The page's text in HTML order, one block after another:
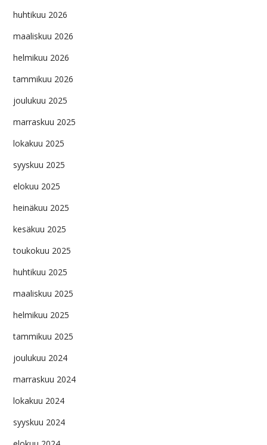
huhtikuu 2026
maaliskuu 2026
helmikuu 2026
tammikuu 2026
joulukuu 2025
marraskuu 2025
lokakuu 2025
syyskuu 2025
elokuu 2025
heinäkuu 2025
kesäkuu 2025
toukokuu 2025
huhtikuu 2025
maaliskuu 2025
helmikuu 2025
tammikuu 2025
joulukuu 2024
marraskuu 2024
lokakuu 2024
syyskuu 2024